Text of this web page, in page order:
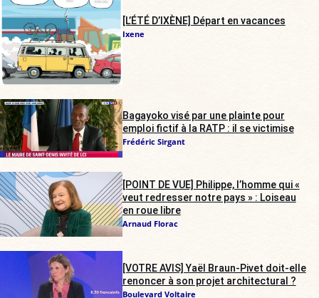
[L’ÉTÉ D’IXÈNE] Départ en vacances
Ixene
Bagayoko visé par une plainte pour
emploi fictif à la RATP : il se victimise
Frédéric Sirgant
[POINT DE VUE] Philippe, l’homme qui «
veut redresser notre pays » : Loiseau
en roue libre
Arnaud Florac
[VOTRE AVIS] Yaël Braun-Pivet doit-elle
renoncer à son projet architectural ?
Boulevard Voltaire